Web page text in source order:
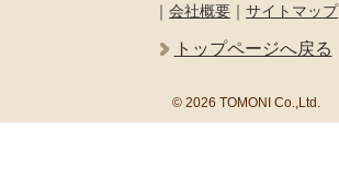
｜ 会社概要 ｜ サイトマップ
トップページへ戻る
© 2026 TOMONI Co.,Ltd.